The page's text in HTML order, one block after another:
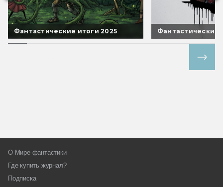
Фантастические итоги 2025 Фантастические
О Мире фантастики
Где купить журнал?
Подписка